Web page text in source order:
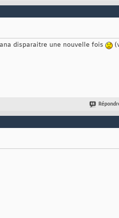
disparaitre une nouvelle fois